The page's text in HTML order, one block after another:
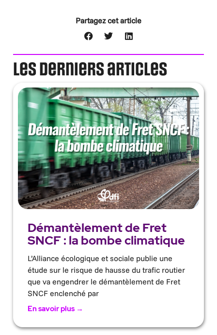
Partagez cet article
Les derniers articles
Démantèlement de Fret
SNCF : la bombe climatique
L’Alliance écologique et sociale publie une
étude sur le risque de hausse du trafic routier
que va engendrer le démantèlement de Fret
SNCF enclenché par
En savoir plus →